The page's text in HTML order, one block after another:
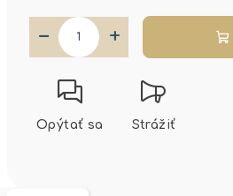
+
−
Opýtať sa Strážiť